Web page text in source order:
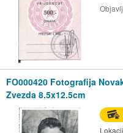
FO000420 Fotografija
Zvezda 8.5x12.5cm